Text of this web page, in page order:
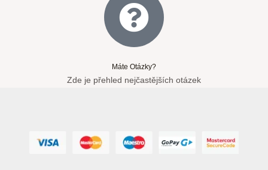
Máte Otázky?
Zde je přehled nejčastějších otázek